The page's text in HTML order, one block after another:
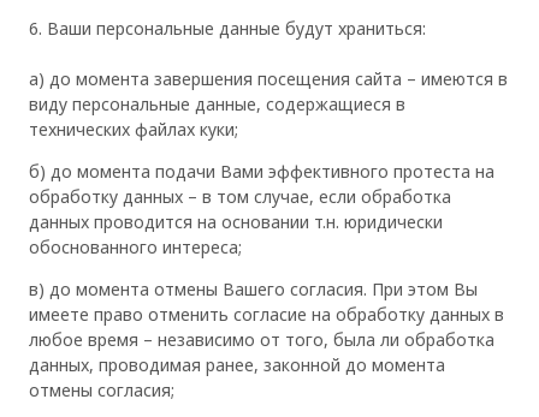
6. Ваши персональные данные будут храниться:
a) до момента завершения посещения сайта – имеются в
виду персональные данные, содержащиеся в
технических файлах куки;
б) до момента подачи Вами эффективного протеста на
обработку данных – в том случае, если обработка
данных проводится на основании т.н. юридически
обоснованного интереса;
в) до момента отмены Вашего согласия. При этом Вы
имеете право отменить согласие на обработку данных в
любое время – независимо от того, была ли обработка
данных, проводимая ранее, законной до момента
отмены согласия;